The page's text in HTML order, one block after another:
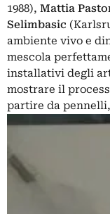
1988), Mattia
Selimbasic
ambiente vivo e
mescola
installativi degli
mostrare il
partire da